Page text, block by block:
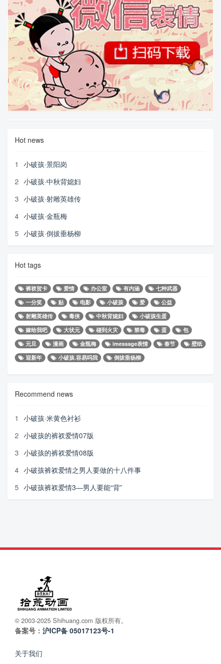
Hot news
1
小破孩·景阳岗
2 小破孩·中秋背媳妇
3 小破孩·射雕英雄传
4 小破孩·金瓶梅
5 小破孩·倒拔垂杨柳
Hot tags
裤衩贺卡 爱情 办公室 有内涵
七种武器
一分笑
贴 电影 小破孩 爱
公益
射雕英雄传
毒侠 中秋背媳妇
小破孩生蛋
嫁给我吧
大状元 碰到火灾 禁毒 蛋
包
元旦
漫画 金瓶梅 imessage表情 春节
壁纸
迎新年
小破孩.容易吗我 倒拔垂杨柳
Recommend news
1
小破孩·米黄色衬衫
2 小破孩的裤衩爱情07版
3 小破孩的裤衩爱情08版
4 小破孩裤衩爱情之男人要做的十八件事
5 小破孩裤衩爱情3—男人要能“背”
© 2003-2025 Shihuang.com 版权所有。
备案号： 沪ICP备 05017123号-1
关于我们